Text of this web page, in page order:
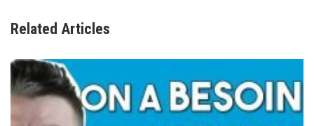
Related Articles